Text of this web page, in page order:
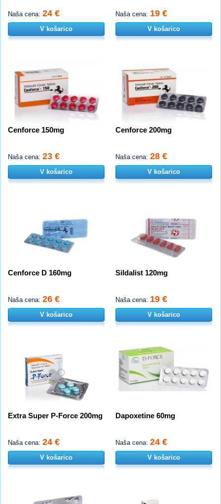
Naša cena: 24 €
V košarico
Naša cena: 19 €
V košarico
Cenforce 150mg
Naša cena: 23 €
V košarico
Cenforce 200mg
Naša cena: 28 €
V košarico
Cenforce D 160mg
Naša cena: 26 €
V košarico
Sildalist 120mg
Naša cena: 19 €
V košarico
Extra Super P-Force 200mg
Naša cena: 24 €
V košarico
Dapoxetine 60mg
Naša cena: 24 €
V košarico